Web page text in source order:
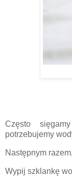
Często
potrzebujemy
Następnym
Wypij szklankę